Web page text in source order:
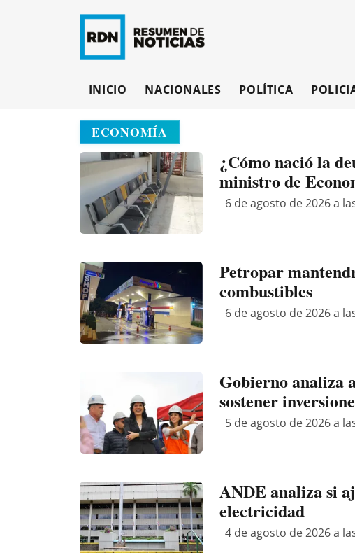
INICIO NACIONALES POLÍTICA
ECONOMÍA
¿Cómo nació la
ministro de
6 de agosto de 2026 a
Petropar
combustibles
6 de agosto de 2026 a
Gobierno analiza
sostener
5 de agosto de 2026 a
ANDE analiza si
electricidad
4 de agosto de 2026 a